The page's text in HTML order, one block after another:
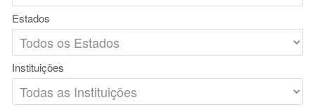
Estados
Instituições